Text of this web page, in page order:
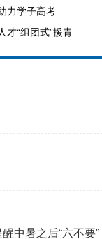
力学子高考
“组团式”援青
中暑之后“六不要”